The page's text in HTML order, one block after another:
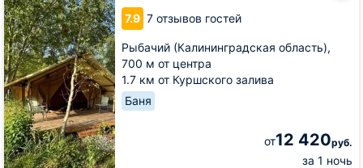
7.9 7 отзывов гостей
Рыбачий (Калининградская область),
700 м от центра
1.7 км от Куршского залива
Баня
от12 420руб.
за 1 ночь